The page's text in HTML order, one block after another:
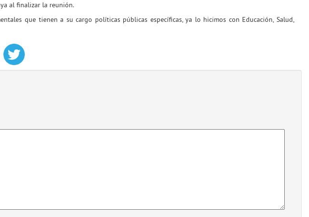
al finalizar la reunión.
que tienen a su cargo políticas públicas específicas, ya lo hicimos con Educación, Salud,